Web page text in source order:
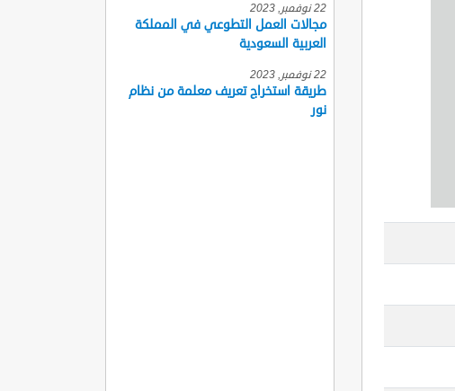
22 نوفمبر, 2023
مجالات العمل التطوعي في المملكة
العربية السعودية
22 نوفمبر, 2023
طريقة استخراج تعريف معلمة من نظام
نور